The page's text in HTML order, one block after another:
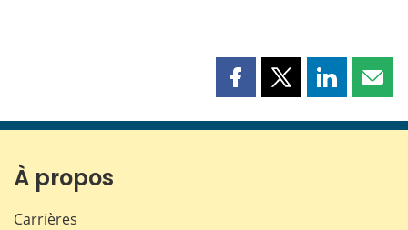
Partager
page
Partager
page
Partager
page page
À propos
Carrières